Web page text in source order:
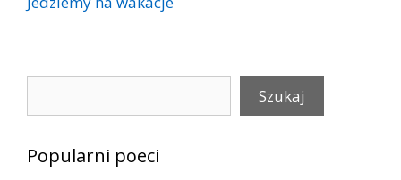
Szukaj
Popularni poeci